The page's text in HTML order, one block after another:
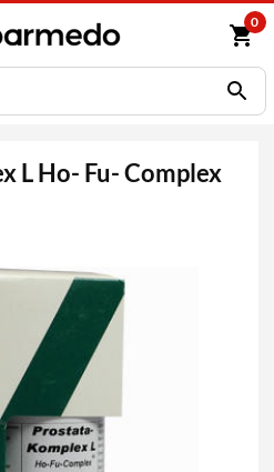
0
L Ho- Fu- Complex